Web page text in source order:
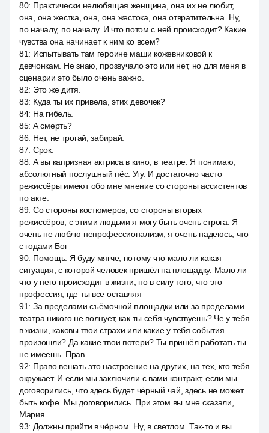
80: Практически нелюбящая женщина, она их не любит,
она, она жестка, она, она жестока, она отвратительна. Ну,
по началу, по началу. И что потом с ней происходит? Какие
чувства она начинает к ним ко всем?
81: Испытывать там героине маши кожевниковой к
девчонкам. Не знаю, прозвучало это или нет, но для меня в
сценарии это было очень важно.
82: Это же дитя.
83: Куда ты их привела, этих девочек?
84: На гибель.
85: А смерть?
86: Нет, не трогай, забирай.
87: Срок.
88: А вы капризная актриса в кино, в театре. Я понимаю,
абсолютный послушный пёс. Угу. И достаточно часто
режиссёры имеют обо мне мнение со стороны ассистентов
по акте.
89: Со стороны костюмеров, со стороны вторых
режиссёров, с этими людьми я могу быть очень строга. Я
очень не люблю непрофессионализм, я очень надеюсь, что
с годами Бог
90: Помощь. Я буду мягче, потому что мало ли какая
ситуация, с которой человек пришёл на площадку. Мало ли
что у него происходит в жизни, но в силу того, что это
профессия, где ты все оставляя
91: За пределами съёмочной площадки или за пределами
театра никого не волнует, как ты себя чувствуешь? Че у тебя
в жизни, каковы твои страхи или какие у тебя события
произошли? Да какие твои потери? Ты пришёл работать ты
не имеешь. Прав.
92: Право вешать это настроение на других, на тех, кто тебя
окружает. И если мы заключили с вами контракт, если мы
договорились, что здесь будет чёрный чай, здесь не может
быть кофе. Мы договорились. При этом вы мне сказали,
Мария.
93: Должны прийти в чёрном. Ну, в светлом. Так-то и вы